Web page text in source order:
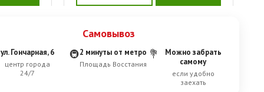
Самовывоз
ул. Гончарная, 6
центр города
24/7
🚇2 минуты от метро
Площадь Восстания
💐
Можно забрать
самому
если удобно
заехать